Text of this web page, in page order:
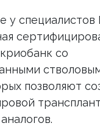
у специалистов
со
позволяют